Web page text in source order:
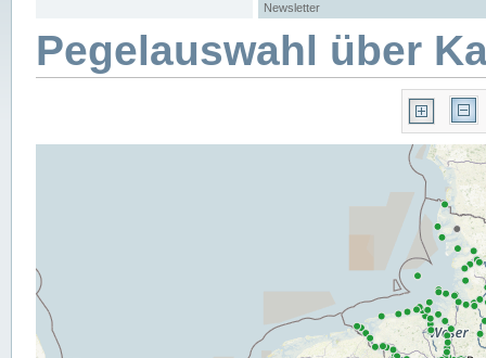
Newsletter
Pegelauswahl über